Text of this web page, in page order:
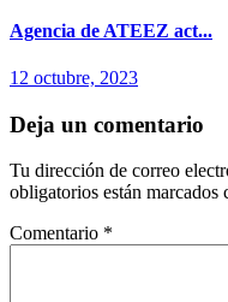
Agencia de ATEEZ act...
12 octubre, 2023
Deja un comentario
Tu dirección de correo
obligatorios están marcados
Comentario *